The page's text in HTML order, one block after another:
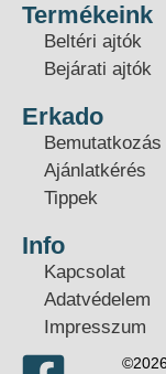
Termékeink
Beltéri ajtók
Bejárati ajtók
Erkado
Bemutatkozás
Ajánlatkérés
Tippek
Info
Kapcsolat
Adatvédelem
Impresszum